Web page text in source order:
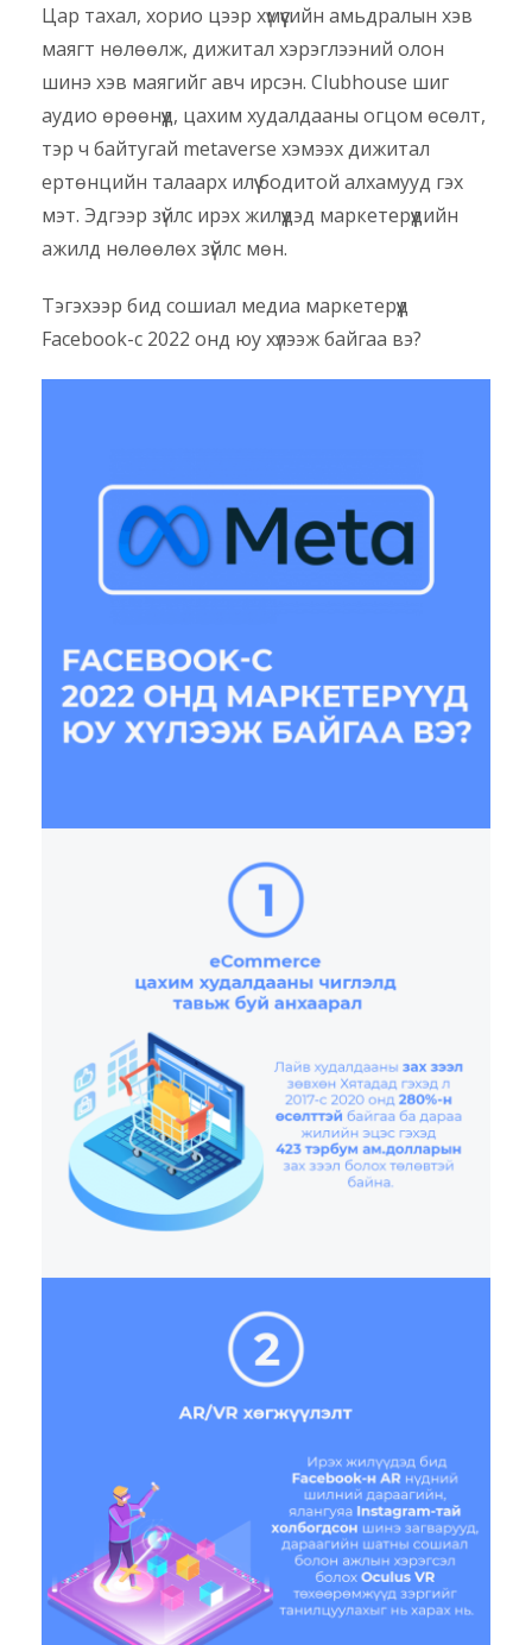
Цар тахал, хорио цээр хүмүүсийн амьдралын хэв
маягт нөлөөлж, дижитал хэрэглээний олон
шинэ хэв маягийг авч ирсэн. Clubhouse шиг
аудио өрөөнүүд, цахим худалдааны огцом өсөлт,
тэр ч байтугай metaverse хэмээх дижитал
ертөнцийн талаарх илүү бодитой алхамууд гэх
мэт. Эдгээр зүйлс ирэх жилүүдэд маркетерүүдийн
ажилд нөлөөлөх зүйлс мөн.
Тэгэхээр бид сошиал медиа маркетерүүд
Facebook-с 2022 онд юу хүлээж байгаа вэ?